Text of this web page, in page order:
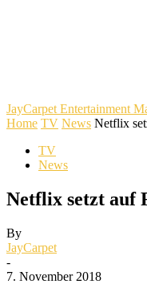
JayCarpet Entertainment
Home TV News Netflix
TV
News
Netflix setzt auf
By
JayCarpet
-
7. November 2018